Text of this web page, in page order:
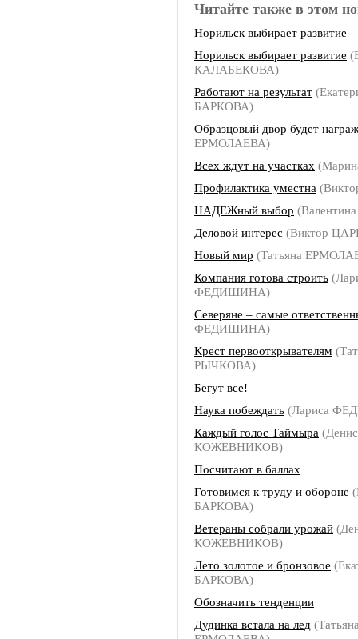
Читайте также в этом
Норильск выбирает развитие
Норильск выбирает развитие
КАЛАБЕКОВА)
Работают на результат
БАРКОВА)
Образцовый двор будет
ЕРМОЛАЕВА)
Всех ждут на участках
Профилактика уместна
НАДЕЖный выбор
Деловой интерес (Виктор
Новый мир (Татьяна
Компания готова строить
ФЕДИШИНА)
Северяне – самые
ФЕДИШИНА)
Крест первооткрывателям
РЫЧКОВА)
Бегут все!
Наука побеждать (Лариса
Каждый голос Таймыра (Денис
КОЖЕВНИКОВ)
Посчитают в баллах
Готовимся к труду и обороне
БАРКОВА)
Ветераны собрали урожай
КОЖЕВНИКОВ)
Лето золотое и бронзовое
БАРКОВА)
Обозначить тенденции
Дудинка встала на лед